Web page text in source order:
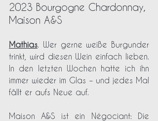
2023 Bourgogne Chardonnay,
Maison A&S
Mathias . Wer gerne weiße Burgunder
trinkt, wird diesen Wein einfach lieben.
In den letzten Wochen hatte ich ihn
immer wieder im Glas – und jedes Mal
fällt er aufs Neue auf.
Maison A&S ist ein Négociant: Die